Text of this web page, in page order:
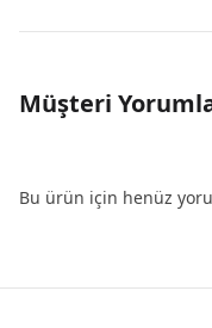
Müşteri
Bu ürün için henüz